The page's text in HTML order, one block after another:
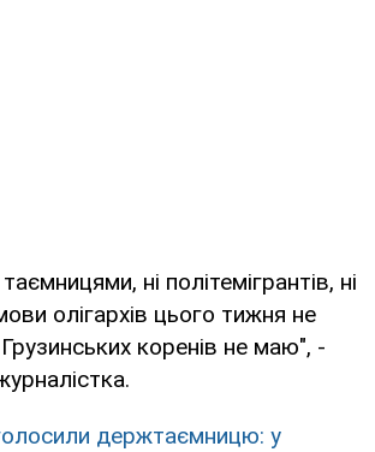
ні політемігрантів, ні
олігархів цього тижня не
коренів не маю", -
держтаємницю: у